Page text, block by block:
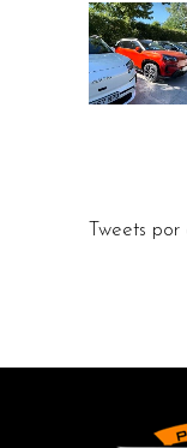
Tweets